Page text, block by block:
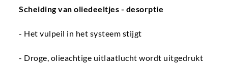
Scheiding van oliedeeltjes - desorptie
- Het vulpeil in het systeem stijgt
- Droge, olieachtige uitlaatlucht wordt uitgedrukt